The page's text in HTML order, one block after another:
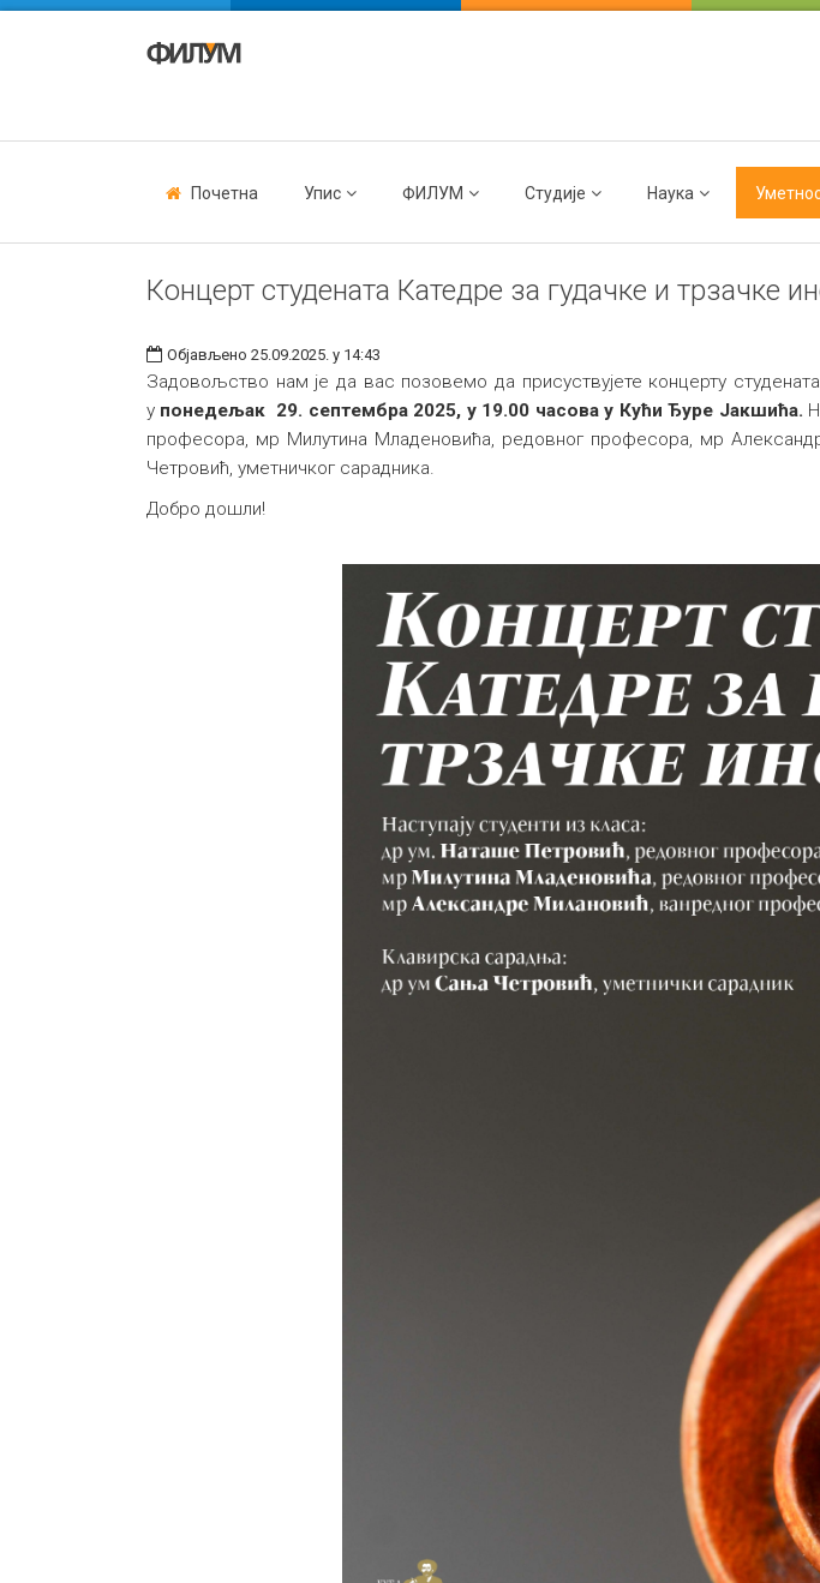
Почетна Упис ФИЛУМ Студије Наука
Концерт студената Катедре за гудачке и трзачке
Објављено 25.09.2025. у 14:43
Задовољство нам је да вас позовемо да присуствујете концерту
у понедељак 29. септембра 2025, у 19.00 часова у Кући Ђуре Јакшића.
професора, мр Милутина Младеновића, редовног професора, мр
Четровић, уметничког сарадника.
Добро дошли!